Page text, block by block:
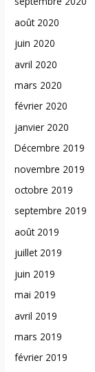
août 2020
juin 2020
avril 2020
mars 2020
février 2020
janvier 2020
Décembre 2019
novembre 2019
octobre 2019
septembre 2019
août 2019
juillet 2019
juin 2019
mai 2019
avril 2019
mars 2019
février 2019